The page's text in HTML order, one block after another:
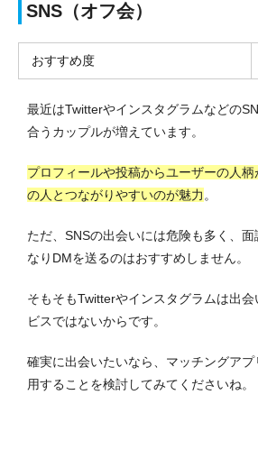
SNS（オフ会）
おすすめ度
最近はTwitterやインスタグラムなどの
合うカップルが増えています。
プロフィールや投稿からユーザーの人
の人とつながりやすいのが魅力 。
ただ、SNSの出会いには危険も多く、面
なりDMを送るのはおすすめしません。
そもそもTwitterやインスタグラムは出
ビスではないからです。
確実に出会いたいなら、マッチングアプ
用することを検討してみてくださいね。